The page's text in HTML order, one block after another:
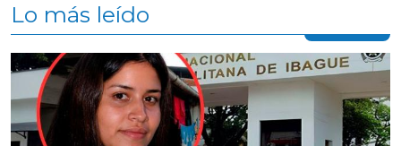
Lo más leído
Contenido multimedia principal